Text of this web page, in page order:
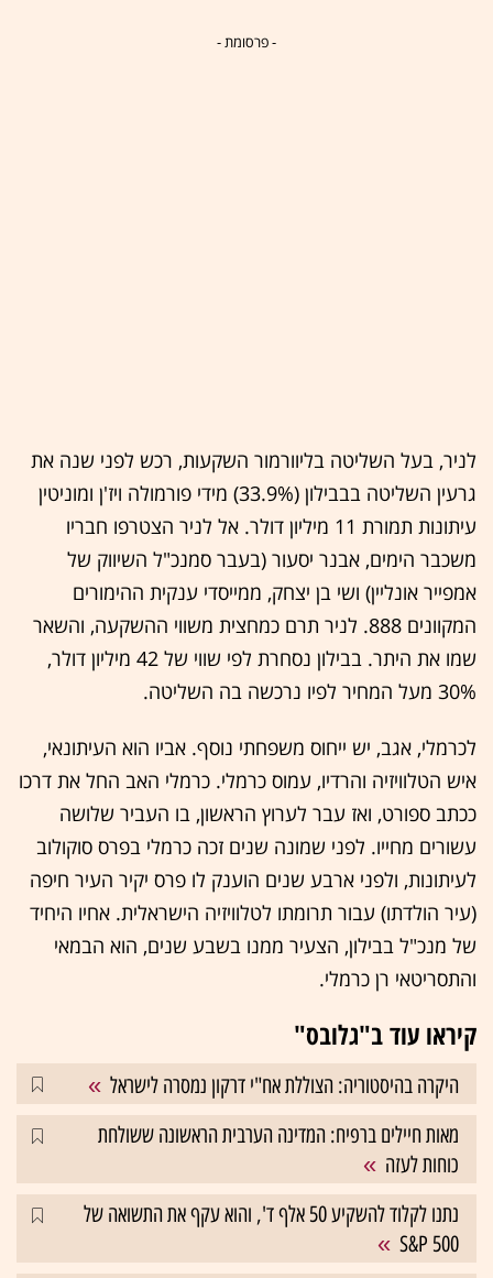
- פרסומת -
לניר, בעל השליטה בליוורמור השקעות, רכש לפני שנה את
גרעין השליטה בבבילון (33.9%) מידי פורמולה ויז'ן ומוניטין
עיתונות תמורת 11 מיליון דולר. אל לניר הצטרפו חבריו
משכבר הימים, אבנר יסעור (בעבר סמנכ"ל השיווק של
אמפייר אונליין) ושי בן יצחק, ממייסדי ענקית ההימורים
המקוונים 888. לניר תרם כמחצית משווי ההשקעה, והשאר
שמו את היתר. בבילון נסחרת לפי שווי של 42 מיליון דולר,
30% מעל המחיר לפיו נרכשה בה השליטה.
לכרמלי, אגב, יש ייחוס משפחתי נוסף. אביו הוא העיתונאי,
איש הטלוויזיה והרדיו, עמוס כרמלי. כרמלי האב החל את דרכו
ככתב ספורט, ואז עבר לערוץ הראשון, בו העביר שלושה
עשורים מחייו. לפני שמונה שנים זכה כרמלי בפרס סוקולוב
לעיתונות, ולפני ארבע שנים הוענק לו פרס יקיר העיר חיפה
(עיר הולדתו) עבור תרומתו לטלוויזיה הישראלית. אחיו היחיד
של מנכ"ל בבילון, הצעיר ממנו בשבע שנים, הוא הבמאי
והתסריטאי רן כרמלי.
קיראו עוד ב"גלובס"
היקרה בהיסטוריה: הצוללת אח"י דרקון נמסרה לישראל
מאות חיילים ברפיח: המדינה הערבית הראשונה ששולחת
כוחות לעזה
נתנו לקלוד להשקיע 50 אלף ד', והוא עקף את התשואה של
S&P 500